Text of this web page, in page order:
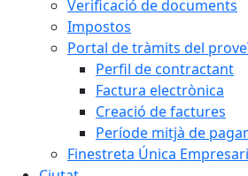
Verificació de documents
Impostos
Portal de tràmits del
Perfil de contractant
Factura electrònica
Creació de factures
Període mitjà de
Finestreta Única